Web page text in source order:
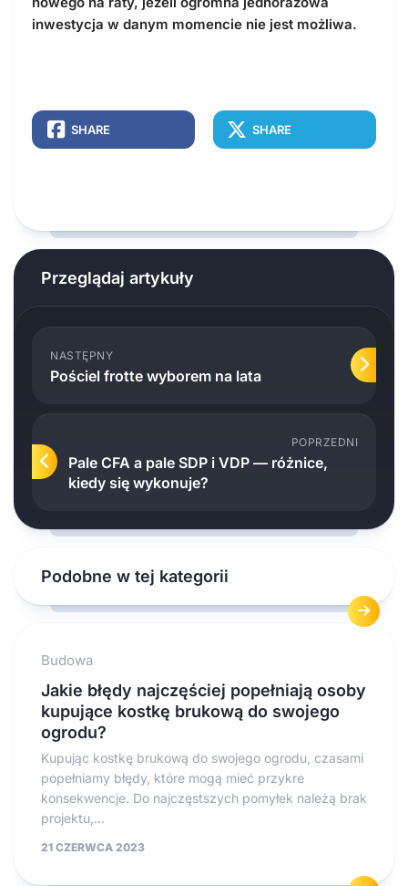
inwestycja w danym momencie nie jest możliwa.
SHARE SHARE
Przeglądaj artykuły
NASTĘPNY
Pościel frotte wyborem na lata
POPRZEDNI
Pale CFA a pale SDP i VDP — różnice,
kiedy się wykonuje?
Podobne w tej kategorii
Budowa
Jakie błędy najczęściej popełniają osoby
kupujące kostkę brukową do swojego
ogrodu?
Kupując kostkę brukową do swojego ogrodu, czasami
popełniamy błędy, które mogą mieć przykre
konsekwencje. Do najczęstszych pomyłek należą brak
projektu,...
21 CZERWCA 2023